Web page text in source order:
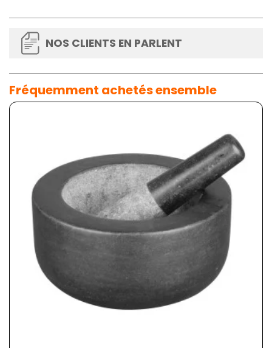
NOS CLIENTS EN PARLENT
Fréquemment achetés ensemble